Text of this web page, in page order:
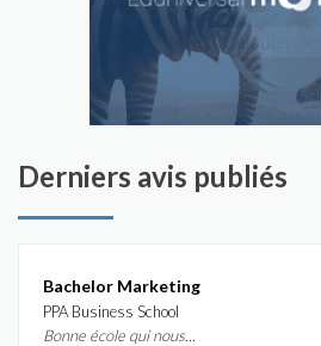
Derniers avis publiés
Bachelor Marketing
PPA Business School
Bonne école qui nous...